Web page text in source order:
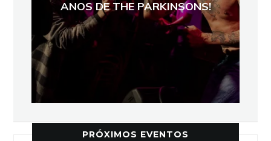
ANOS DE THE PARKINSONS!
PRÓXIMOS EVENTOS